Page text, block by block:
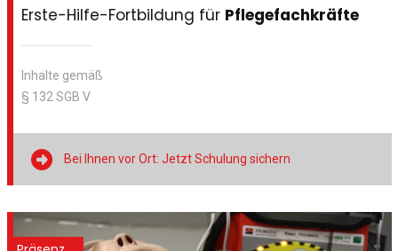
Erste-Hilfe-Fortbildung für Pflegefachkräfte
Inhalte gemäß
§ 132 SGB V
 Bei Ihnen vor Ort: Jetzt Schulung sichern